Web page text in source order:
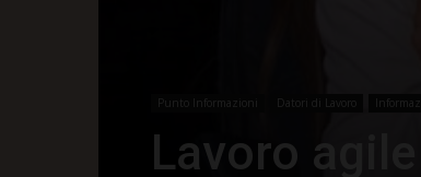
Punto Informazioni Datori di Lavoro
Lavoro agile